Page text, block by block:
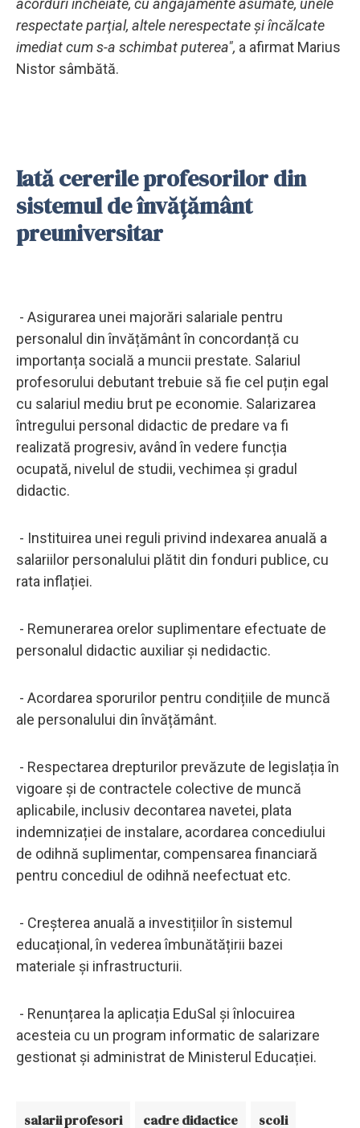
respectate parţial, altele nerespectate şi încălcate
imediat cum s-a schimbat puterea", a afirmat Marius
Nistor sâmbătă.
Iată cererile profesorilor din
sistemul de învăţământ
preuniversitar
- Asigurarea unei majorări salariale pentru
personalul din învățământ în concordanță cu
importanța socială a muncii prestate. Salariul
profesorului debutant trebuie să fie cel puțin egal
cu salariul mediu brut pe economie. Salarizarea
întregului personal didactic de predare va fi
realizată progresiv, având în vedere funcția
ocupată, nivelul de studii, vechimea și gradul
didactic.
- Instituirea unei reguli privind indexarea anuală a
salariilor personalului plătit din fonduri publice, cu
rata inflației.
- Remunerarea orelor suplimentare efectuate de
personalul didactic auxiliar și nedidactic.
- Acordarea sporurilor pentru condițiile de muncă
ale personalului din învățământ.
- Respectarea drepturilor prevăzute de legislația în
vigoare și de contractele colective de muncă
aplicabile, inclusiv decontarea navetei, plata
indemnizației de instalare, acordarea concediului
de odihnă suplimentar, compensarea financiară
pentru concediul de odihnă neefectuat etc.
- Creșterea anuală a investițiilor în sistemul
educațional, în vederea îmbunătățirii bazei
materiale și infrastructurii.
- Renunțarea la aplicația EduSal și înlocuirea
acesteia cu un program informatic de salarizare
gestionat și administrat de Ministerul Educației.
salarii profesori cadre didactice scoli